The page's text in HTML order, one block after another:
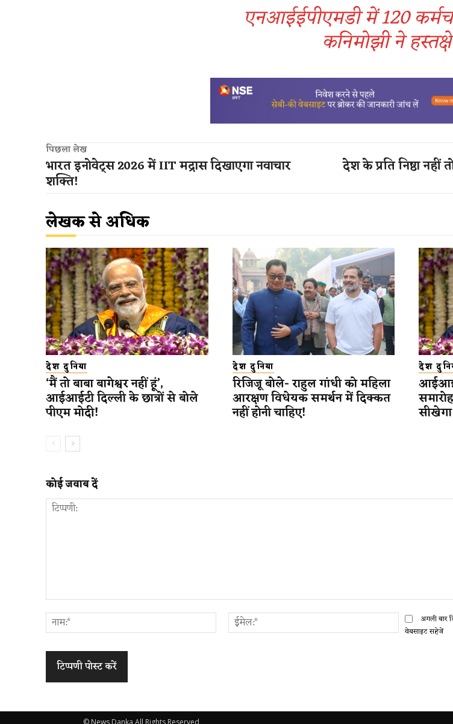
एनआईईपीएमडी में 120
कनिमोझी ने
पिछला लेख
भारत इनोवेट्स 2026 में IIT मद्रास दिखाएगा नवाचार
शक्ति!
देश के प्रति निष्ठा नहीं
लेखक से अधिक
देश दुनिया
‘मैं तो बाबा बागेश्वर नहीं हूं’,
आईआईटी दिल्ली के छात्रों से बोले
पीएम मोदी!
देश दुनिया
रिजिजू बोले- राहुल गांधी को महिला
आरक्षण विधेयक समर्थन में दिक्कत
नहीं होनी चाहिए!
देश
कोई जवाब दें
नाम:*
ईमेल:*अगली बार
वेबसाइट सहेजें
© News Danka All Rights Reserved